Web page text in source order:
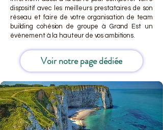
dispositif avec les meilleurs prestataires de son
réseau et faire de votre organisation de team
building cohésion de groupe à Grand Est un
événement à la hauteur de vos ambitions.
Voir notre page dédiée